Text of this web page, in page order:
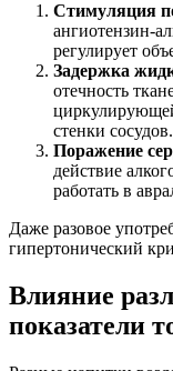
Стимуляция
ангиотензин-
регулирует
Задержка
отечность
стенки сосудов.
Поражение
действие
работать в
Даже разовое
гипертонический
Влияние
показатели